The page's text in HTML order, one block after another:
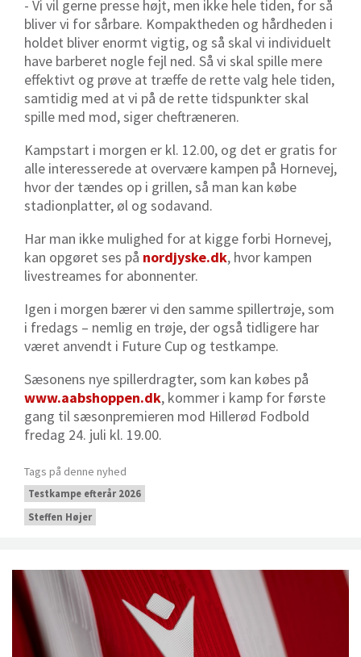
- Vi vil gerne presse højt, men ikke hele tiden, for så
bliver vi for sårbare. Kompaktheden og hårdheden i
holdet bliver enormt vigtig, og så skal vi individuelt
have barberet nogle fejl ned. Så vi skal spille mere
effektivt og prøve at træffe de rette valg hele tiden,
samtidig med at vi på de rette tidspunkter skal
spille med mod, siger cheftræneren.
Kampstart i morgen er kl. 12.00, og det er gratis for
alle interesserede at overvære kampen på Hornevej,
hvor der tændes op i grillen, så man kan købe
stadionplatter, øl og sodavand.
Har man ikke mulighed for at kigge forbi Hornevej,
kan opgøret ses på nordjyske.dk, hvor kampen
livestreames for abonnenter.
Igen i morgen bærer vi den samme spillertrøje, som
i fredags – nemlig en trøje, der også tidligere har
været anvendt i Future Cup og testkampe.
Sæsonens nye spillerdragter, som kan købes på
www.aabshoppen.dk, kommer i kamp for første
gang til sæsonpremieren mod Hillerød Fodbold
fredag 24. juli kl. 19.00.
Tags på denne nyhed
Testkampe efterår 2026
Steffen Højer